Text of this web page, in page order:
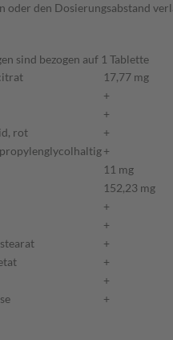
oder den Dosierungsabstand
sind bezogen auf 1 Tablette
17,77 mg
+
+
rot
+
+
11 mg
152,23 mg
+
+
+
+
+
+